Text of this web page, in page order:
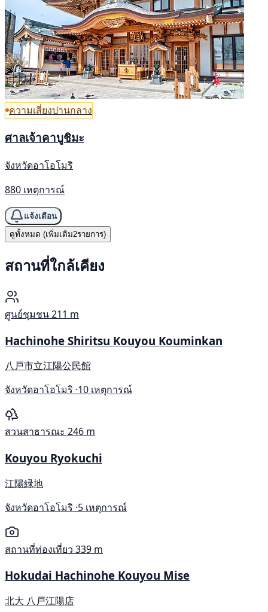
ความเสี่ยงปานกลาง
ศาลเจ้าคาบูชิมะ
จังหวัดอาโอโมริ
880 เหตุการณ์
แจ้งเตือน
ดูทั้งหมด (เพิ่มเติม2รายการ)
สถานที่ใกล้เคียง
ศูนย์ชุมชน211 m
Hachinohe Shiritsu Kouyou Kouminkan
八戸市立江陽公民館
จังหวัดอาโอโมริ ·10 เหตุการณ์
สวนสาธารณะ 246 m
Kouyou Ryokuchi
江陽緑地
จังหวัดอาโอโมริ ·5 เหตุการณ์
สถานที่ท่องเที่ยว 339 m
Hokudai Hachinohe Kouyou Mise
北大 八戸江陽店